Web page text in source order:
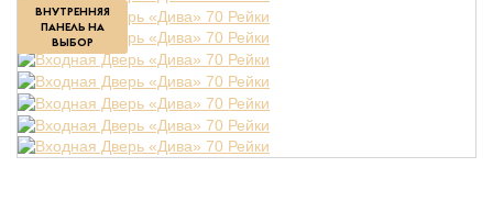
ВНУТРЕННЯЯ
ПАНЕЛЬ НА
ВЫБОР